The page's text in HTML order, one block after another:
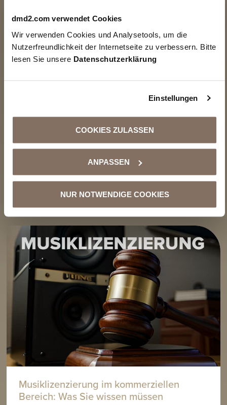
dmd2.com verwendet Cookies
Wir verwenden Cookies und Analysetools, um die
Nutzerfreundlichkeit der Internetseite zu verbessern. Bitte
lesen Sie unsere Datenschutzerklärung
Einstellungen
COOKIES ZULASSEN
ANPASSEN
NUR NOTWENDIGE COOKIES
Wirkung von Hintergrundmusik? – Perfekt
mit DMD2 Music
15.07.2025
Musik wirkt – überall, wo wir sind.
kraftvoll unsere Wahrnehmung beeinflusst –
Fitnessstudio.
Seine Beobachtung:
Dezente
WEITERLESEN
Musiklizenzierung im kommerziellen
Bereich: Was Sie wissen müssen